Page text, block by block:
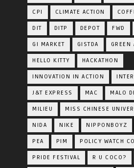
CPI CLIMATE ACTION
DIT DITP DEPOT FWD
GI MARKET GISTDA GREEN
HELLO KITTY HACKATHON
INNOVATION IN ACTION
J&T EXPRESS MAC MALO
MILIEU MISS CHINESE
NIDA NIKE NIPPONBOYZ
PEA PIM POLICY WATCH
PRIDE FESTIVAL R U COCO?